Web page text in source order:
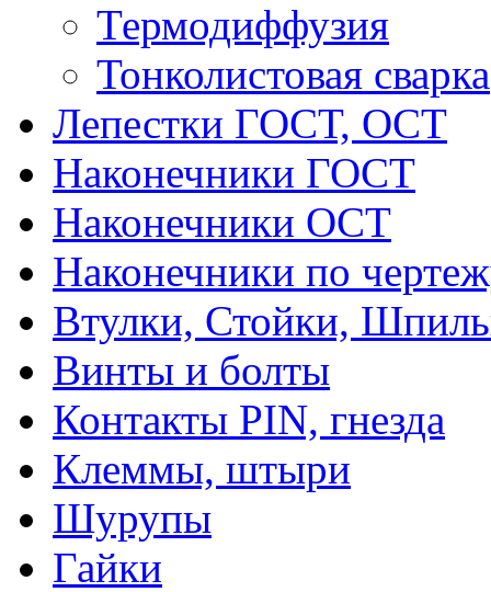
Термодиффузия
Тонколистовая сварка
Лепестки ГОСТ, ОСТ
Наконечники ГОСТ
Наконечники ОСТ
Наконечники по
Втулки, Стойки,
Винты и болты
Контакты PIN, гнезда
Клеммы, штыри
Шурупы
Гайки